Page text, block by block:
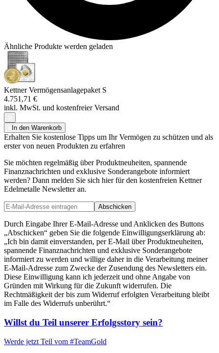
Ähnliche Produkte werden geladen
Kettner Vermögensanlagepaket S
4.751,71 €
inkl. MwSt. und kostenfreier Versand
In den Warenkorb
Erhalten Sie kostenlose Tipps um Ihr Vermögen zu schützen und als
erster von neuen Produkten zu erfahren
Sie möchten regelmäßig über Produktneuheiten, spannende
Finanznachrichten und exklusive Sonderangebote informiert
werden? Dann melden Sie sich hier für den kostenfreien Kettner
Edelmetalle Newsletter an.
Abschicken
Durch Eingabe Ihrer E-Mail-Adresse und Anklicken des Buttons
„Abschicken“ geben Sie die folgende Einwilligungserklärung ab:
„Ich bin damit einverstanden, per E-Mail über Produktneuheiten,
spannende Finanznachrichten und exklusive Sonderangebote
informiert zu werden und willige daher in die Verarbeitung meiner
E-Mail-Adresse zum Zwecke der Zusendung des Newsletters ein.
Diese Einwilligung kann ich jederzeit und ohne Angabe von
Gründen mit Wirkung für die Zukunft widerrufen. Die
Rechtmäßigkeit der bis zum Widerruf erfolgten Verarbeitung bleibt
im Falle des Widerrufs unberührt.“
Willst du Teil unserer Erfolgsstory sein?
Werde jetzt Teil vom #TeamGold